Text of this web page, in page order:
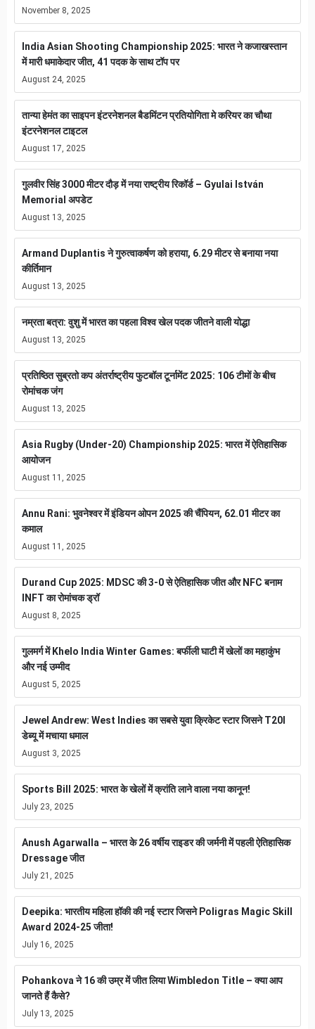
November 8, 2025
India Asian Shooting Championship 2025: भारत ने कजाखस्तान
में मारी धमाकेदार जीत, 41 पदक के साथ टॉप पर
August 24, 2025
तान्या हेमंत का साइपन इंटरनेशनल बैडमिंटन प्रतियोगिता मे करियर का चौथा
इंटरनेशनल टाइटल
August 17, 2025
गुलवीर सिंह 3000 मीटर दौड़ में नया राष्ट्रीय रिकॉर्ड – Gyulai István
Memorial अपडेट
August 13, 2025
Armand Duplantis ने गुरुत्वाकर्षण को हराया, 6.29 मीटर से बनाया नया
कीर्तिमान
August 13, 2025
नम्रता बत्रा: वुशु में भारत का पहला विश्व खेल पदक जीतने वाली योद्धा
August 13, 2025
प्रतिष्ठित सुब्रतो कप अंतर्राष्ट्रीय फुटबॉल टूर्नामेंट 2025: 106 टीमों के बीच
रोमांचक जंग
August 13, 2025
Asia Rugby (Under-20) Championship 2025: भारत में ऐतिहासिक
आयोजन
August 11, 2025
Annu Rani: भुवनेश्वर में इंडियन ओपन 2025 की चैंपियन, 62.01 मीटर का
कमाल
August 11, 2025
Durand Cup 2025: MDSC की 3-0 से ऐतिहासिक जीत और NFC बनाम
INFT का रोमांचक ड्रॉ
August 8, 2025
गुलमर्ग में Khelo India Winter Games: बर्फीली घाटी में खेलों का महाकुंभ
और नई उम्मीद
August 5, 2025
Jewel Andrew: West Indies का सबसे युवा क्रिकेट स्टार जिसने T20I
डेब्यू में मचाया धमाल
August 3, 2025
Sports Bill 2025: भारत के खेलों में क्रांति लाने वाला नया कानून!
July 23, 2025
Anush Agarwalla – भारत के 26 वर्षीय राइडर की जर्मनी में पहली ऐतिहासिक
Dressage जीत
July 21, 2025
Deepika: भारतीय महिला हॉकी की नई स्टार जिसने Poligras Magic Skill
Award 2024-25 जीता!
July 16, 2025
Pohankova ने 16 की उम्र में जीत लिया Wimbledon Title – क्या आप
जानते हैं कैसे?
July 13, 2025